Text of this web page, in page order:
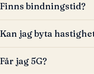
Finns bindningstid?
Kan jag byta
Får jag 5G?